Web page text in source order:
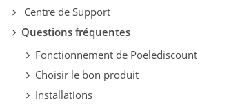
Poêle à bois cheminée
centrale 4 vitres -
FIREMATIC Oregon 13.8
Cheminée à
Centre de Support
Questions fréquentes
Fonctionnement de Poelediscount
Choisir le bon produit
Installations